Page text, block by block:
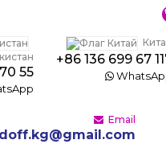
55
+86 136 699 67
Email